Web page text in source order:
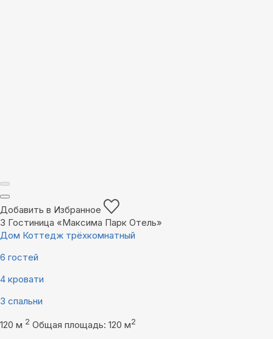
Добавить в Избранное
3 Гостиница «Максима Парк Отель»
Дом Коттедж трёхкомнатный
6 гостей
4 кровати
3 спальни
120 м 2 Общая площадь: 120 м2